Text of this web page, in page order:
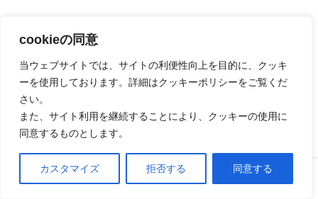
cookieの同意
当ウェブサイトでは、サイトの利便性向上を目的に、クッキ
ーを使用しております。詳細はクッキーポリシーをご覧くだ
さい。
また、サイト利用を継続することにより、クッキーの使用に
同意するものとします。
カスタマイズ 拒否する 同意する
サイズ
dcmキャリーワゴン
す。